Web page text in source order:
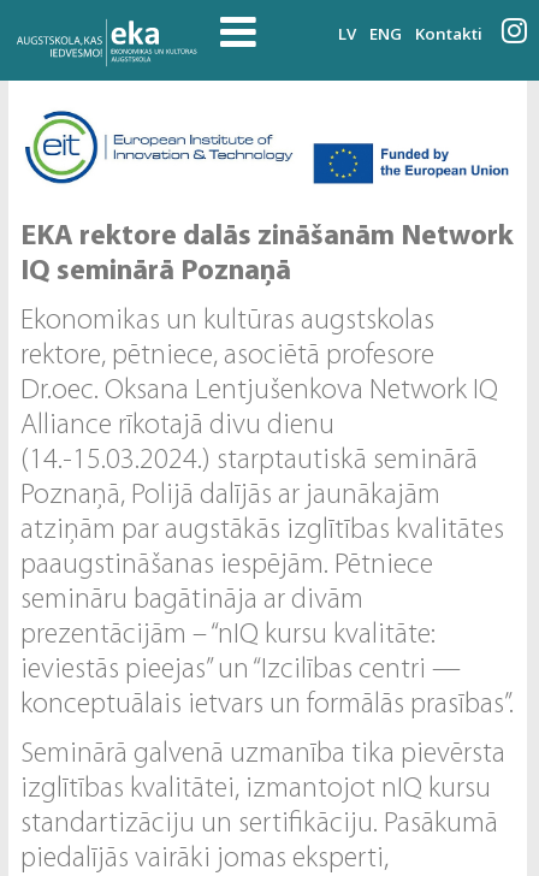
LV ENG Kontakti
EKA rektore dalās zināšanām Network
IQ seminārā Poznaņā
Ekonomikas un kultūras augstskolas
rektore, pētniece, asociētā profesore
Dr.oec. Oksana Lentjušenkova Network IQ
Alliance rīkotajā divu dienu
(14.-15.03.2024.) starptautiskā seminārā
Poznaņā, Polijā dalījās ar jaunākajām
atziņām par augstākās izglītības kvalitātes
paaugstināšanas iespējām. Pētniece
semināru bagātināja ar divām
prezentācijām – “nIQ kursu kvalitāte:
ieviestās pieejas” un “Izcilības centri —
konceptuālais ietvars un formālās prasības”.
Seminārā galvenā uzmanība tika pievērsta
izglītības kvalitātei, izmantojot nIQ kursu
standartizāciju un sertifikāciju. Pasākumā
piedalījās vairāki jomas eksperti,